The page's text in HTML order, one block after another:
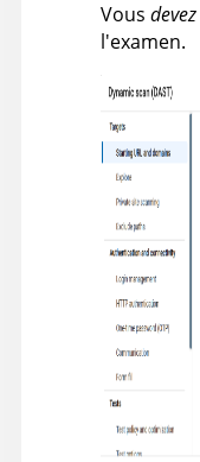
Vous devez
l'examen.